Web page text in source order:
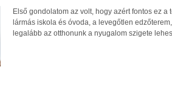
Első gondolatom az volt, hogy azért fontos ez
lármás iskola és óvoda, a levegőtlen
legalább az otthonunk a nyugalom szigete